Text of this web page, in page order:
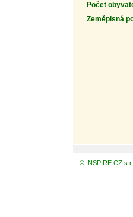
Počet
Zeměpisná
© INSPIRE CZ